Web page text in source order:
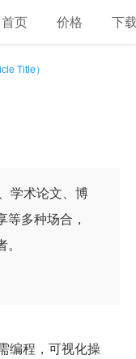
首页 价格 下
Title）
学术论文、博
等多种场合，
编程，可视化操